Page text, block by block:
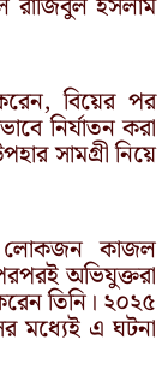
বিয়ের পর
নির্যাতন করা
সামগ্রী নিয়ে
লোকজন কাজল
অভিযুক্তরা
তিনি। ২০২৫
মধ্যেই এ ঘটনা